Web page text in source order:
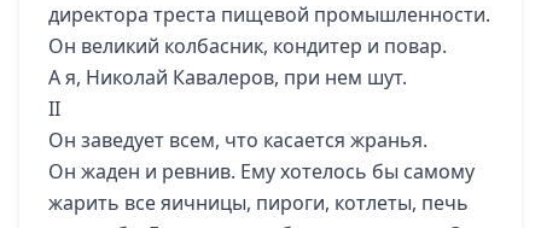
директора треста пищевой промышленности.
Он великий колбасник, кондитер и повар.
А я, Николай Кавалеров, при нем шут.
II
Он заведует всем, что касается жранья.
Он жаден и ревнив. Ему хотелось бы самому
жарить все яичницы, пироги, котлеты, печь